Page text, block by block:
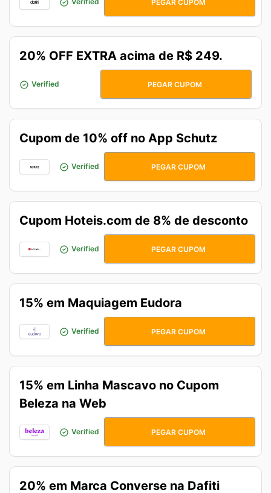
PEGAR CUPOM
20% OFF EXTRA acima de R$ 249.
Verified CUPOMEXPRESS
PEGAR CUPOM
Cupom de 10% off no App Schutz
Verified FALL10EXTRA
PEGAR CUPOM
Cupom Hoteis.com de 8% de desconto
Verified HCOMAFFLATAM
PEGAR CUPOM
15% em Maquiagem Eudora
Verified MAKE15
PEGAR CUPOM
15% em Linha Mascavo no Cupom
Beleza na Web
Verified AMO15MASCAVO
PEGAR CUPOM
20% em Marca Converse na Dafiti